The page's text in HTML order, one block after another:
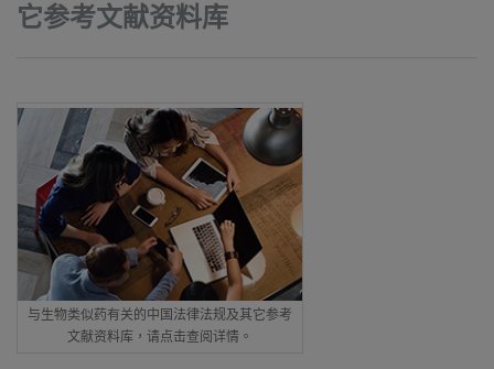
它参考文献资料库
与生物类似药有关的中国法律法规及其它参考
文献资料库，请点击查阅详情。